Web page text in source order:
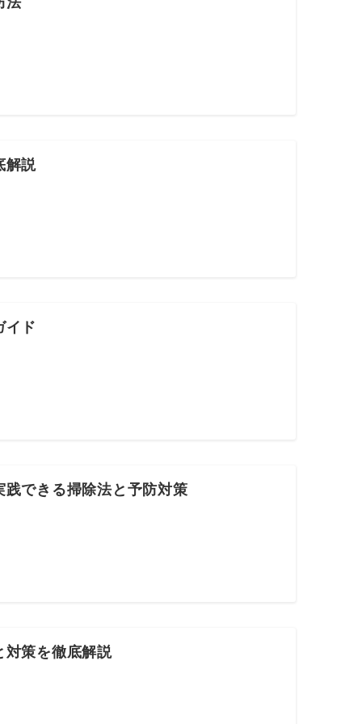
解説
イド
できる掃除法と予防対策
対策を徹底解説